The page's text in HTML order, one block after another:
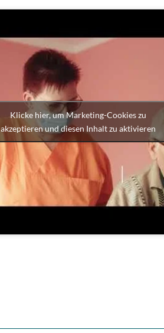
Klicke hier, um Marketing-Cookies zu
akzeptieren und diesen Inhalt zu aktivieren